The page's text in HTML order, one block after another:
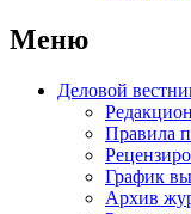
Меню
Деловой
Правила
График
Архив